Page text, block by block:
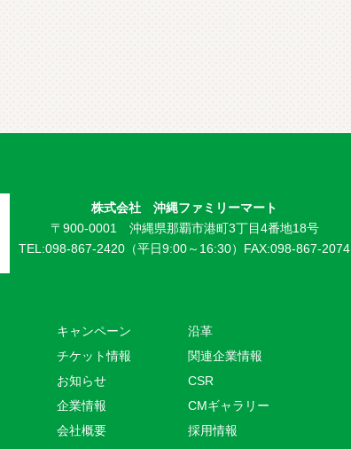
株式会社 沖縄ファミリーマート
〒900-0001 沖縄県那覇市港町3丁目4番地18号
TEL:098-867-2420（平日9:00～16:30） FAX:098-867-2074
キャンペーン
チケット情報
お知らせ
企業情報
会社概要
沿革
関連企業情報
CSR
CMギャラリー
採用情報